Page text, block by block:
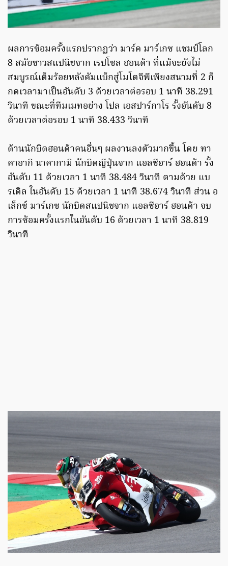
ผลการซ้อมครั้งแรกปรากฏว่า มาร์ค มาร์เกซ แชมป์โลก
8 สมัยชาวสแปนิชจาก เรปโซล ฮอนด้า ที่แม้จะยังไม่
สมบูรณ์เต็มร้อยหลังคัมแบ็กสู่โมโตจีพีเพียงสนามที่ 2 ก็
กดเวลามาเป็นอันดับ 3 ด้วยเวลาต่อรอบ 1 นาที 38.291
วินาที ขณะที่ทีมเมทอย่าง โปล เอสปาร์กาโร รั้งอันดับ 8
ด้วยเวลาต่อรอบ 1 นาที 38.433 วินาที
ด้านนักบิดฮอนด้าคนอื่นๆ ผลงานลงตัวมากขึ้น โดย ทา
คาอากิ นาคากามิ นักบิดญีปุ่นจาก แอลซีอาร์ ฮอนด้า รั้ง
อันดับ 11 ด้วยเวลา 1 นาที 38.484 วินาที ตามด้วย แบ
รเดิล ในอันดับ 15 ด้วยเวลา 1 นาที 38.674 วินาที ส่วน อ
เล็กซ์ มาร์เกซ นักบิดสแปนิชจาก แอลซีอาร์ ฮอนด้า จบ
การซ้อมครั้งแรกในอันดับ 16 ด้วยเวลา 1 นาที 38.819
วินาที